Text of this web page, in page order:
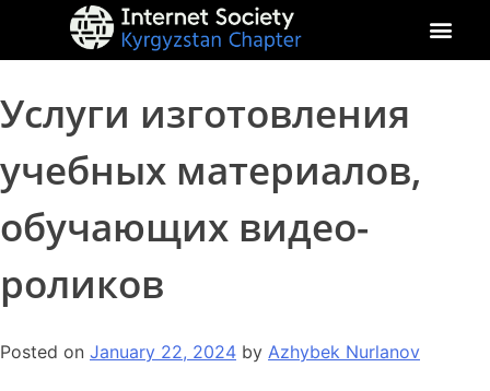
Услуги изготовления
учебных материалов,
обучающих видео-
роликов
Posted on January 22, 2024 by Azhybek Nurlanov